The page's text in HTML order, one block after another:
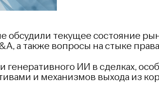
текущее состояние
а также вопросы на стыке
ИИ в сделках,
и механизмов выхода из